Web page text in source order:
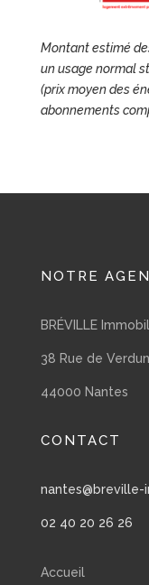
Montant estimé
un usage normal
(prix moyen des
abonnements
NOTRE
BRÉVILLE
38 Rue de Verdun
44000 Nantes
CONTACT
nantes@breville-
02 40 20 26 26
Accueil